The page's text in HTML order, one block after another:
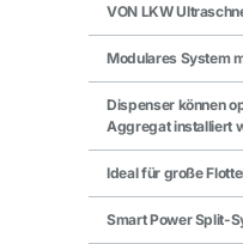
VON LKW
Modulares System
Dispenser können
Aggregat installiert
Ideal für große
Smart Power Split-